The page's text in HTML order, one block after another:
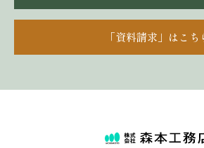
「資料請求」はこち